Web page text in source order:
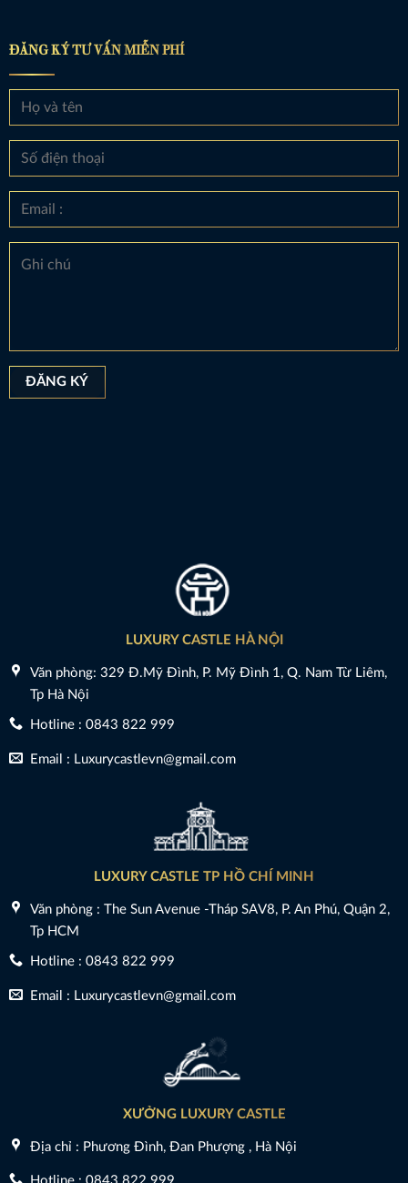
ĐĂNG KÝ TƯ VẤN MIỄN PHÍ
LUXURY CASTLE HÀ NỘI
Văn phòng: 329 Đ.Mỹ Đình, P. Mỹ Đình 1, Q. Nam Từ Liêm,
Tp Hà Nội
Hotline : 0843 822 999
Email : Luxurycastlevn@gmail.com
LUXURY CASTLE TP HỒ CHÍ MINH
Văn phòng : The Sun Avenue -Tháp SAV8, P. An Phú, Quận 2,
Tp HCM
Hotline : 0843 822 999
Email : Luxurycastlevn@gmail.com
XƯỞNG LUXURY CASTLE
Địa chỉ : Phương Đình, Đan Phượng , Hà Nội